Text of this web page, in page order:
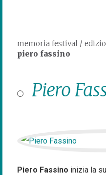
memoria festival /
piero fassino
Piero
Piero Fassino inizia la